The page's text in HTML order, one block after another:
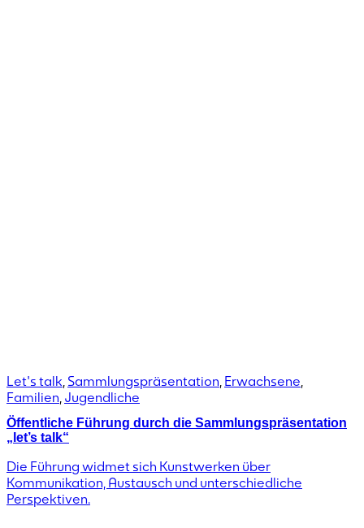
Let's talk, Sammlungspräsentation, Erwachsene,
Familien, Jugendliche
Öffentliche Führung durch die Sammlungspräsentation
„let’s talk“
Die Führung widmet sich Kunstwerken über
Kommunikation, Austausch und unterschiedliche
Perspektiven.